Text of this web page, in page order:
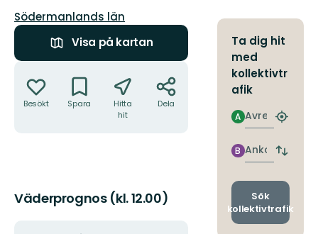
Län:
Södermanlands län
Visa på kartan
Besökt Spara
Hitta
hit
Dela
Väderprognos (kl. 12.00)
Ta dig hit
med
kollektivtr
afik
Avresa
A
Hitta
Ankomst
B
Byt
och
Sök
kollektivtrafik